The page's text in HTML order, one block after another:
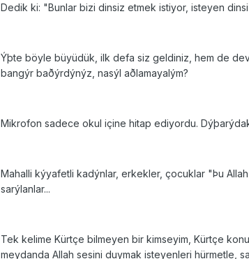
Dedik ki: "Bunlar bizi dinsiz etmek istiyor, isteyen
Ýþte böyle büyüdük, ilk defa siz geldiniz, hem de
bangýr baðýrdýnýz, nasýl aðlamayalým?
Mikrofon sadece okul içine hitap ediyordu.
Mahalli kýyafetli kadýnlar, erkekler, çocuklar "Þu
sarýlanlar...
Tek kelime Kürtçe bilmeyen bir kimseyim, Kürtçe
meydanda Allah sesini duymak isteyenleri hürmetle,